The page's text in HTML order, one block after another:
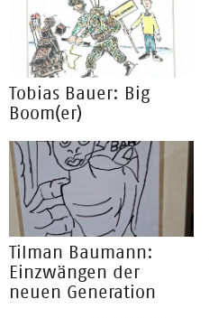
Tobias Bauer: Big
Boom(er)
Tilman Baumann:
Einzwängen der
neuen Generation